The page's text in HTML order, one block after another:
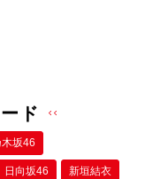
ド
木坂46
日向坂46 新垣結衣